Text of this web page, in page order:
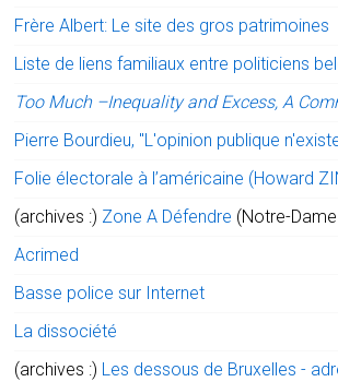
Frère Albert: Le site des gros patrimoines
Liste de liens familiaux entre politiciens
Too Much –Inequality and Excess, A
Pierre Bourdieu, "L'opinion publique
Folie électorale à l’américaine (Howard
(archives :) Zone A Défendre (Notre-
Acrimed
Basse police sur Internet
La dissociété
(archives :) Les dessous de Bruxelles -